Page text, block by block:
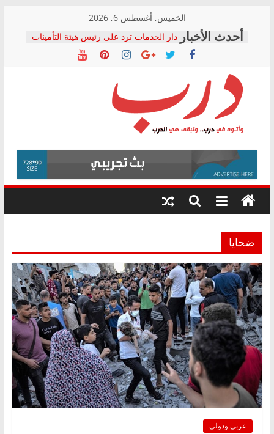
content
الخميس, أغسطس 6, 2026
دار الخدمات ترد على رئيس هيئة التأمينات
بعد مؤتمره الصحفي: إنكار الأزمة لا ينهي
معاناة أصحاب المعاشات.. ونطالب بكشف
فرحات سليمان يكتب: القطاع الصحي إلى
أين؟
حزب التحالف الشعبي يطلق لجنة “الحق
في الصحة” بالإسكندرية لرصد الانتهاكات
ودعم المرضى
الوزاري لمدينة الصحفيين.. وانتهاء أعمال
إنشاء المبنى الإداري
المجلس القومي لحقوق الإنسان يعلن
متابعة قضية الدكتور محمد زهران.. ويؤكد:
قرينة البراءة وضمانات المحاكمة العادلة
درب
وأتوه
درب..
وتبقى
هي
ضحايا
عربي ودولي